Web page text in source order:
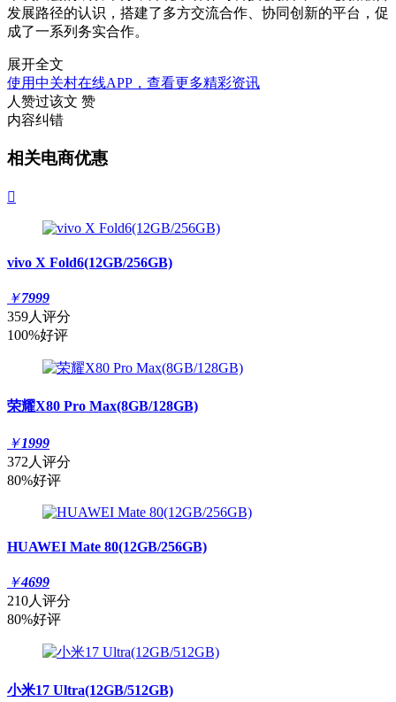
发展路径的认识，搭建了多方交流合作、协同创新的平台，促
成了一系列务实合作。
展开全文
使用中关村在线APP，查看更多精彩资讯
人赞过该文 赞
内容纠错
相关电商优惠

vivo X Fold6(12GB/256GB)
￥7999
359人评分
100%好评
荣耀X80 Pro Max(8GB/128GB)
￥1999
372人评分
80%好评
HUAWEI Mate 80(12GB/256GB)
￥4699
210人评分
80%好评
小米17 Ultra(12GB/512GB)